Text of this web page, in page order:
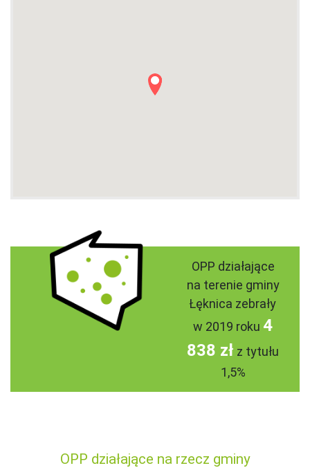
OPP działające
na terenie gminy
Łęknica zebrały
w 2019 roku 4
838 zł z tytułu
1,5%
OPP działające na rzecz gminy